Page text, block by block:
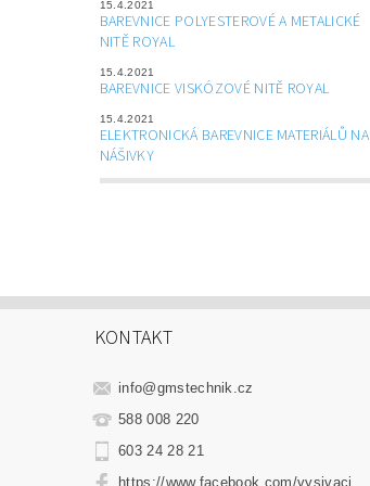
15.4.2021
BAREVNICE POLYESTEROVÉ A METALICKÉ
NITĚ ROYAL
15.4.2021
BAREVNICE VISKÓZOVÉ NITĚ ROYAL
15.4.2021
ELEKTRONICKÁ BAREVNICE MATERIÁLŮ NA
NÁŠIVKY
KONTAKT
info@gmstechnik.cz
588 008 220
603 24 28 21
https://www.facebook.com/vysivaci